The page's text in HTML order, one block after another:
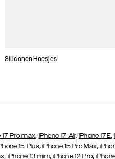
Siliconen Hoesjes
17 Pro max, iPhone 17 Air, iPhone 17E,
15 Plus,iPhone 15 Pro Max,
, iPhone 13 mini,iPhone 12 Pro,